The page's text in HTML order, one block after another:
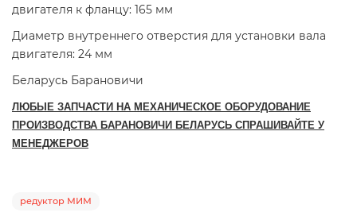
двигателя к фланцу: 165 мм
Диаметр внутреннего отверстия для установки вала
двигателя: 24 мм
Беларусь Барановичи
ЛЮБЫЕ ЗАПЧАСТИ НА МЕХАНИЧЕСКОЕ ОБОРУДОВАНИЕ
ПРОИЗВОДСТВА БАРАНОВИЧИ БЕЛАРУСЬ СПРАШИВАЙТЕ У
МЕНЕДЖЕРОВ
редуктор МИМ